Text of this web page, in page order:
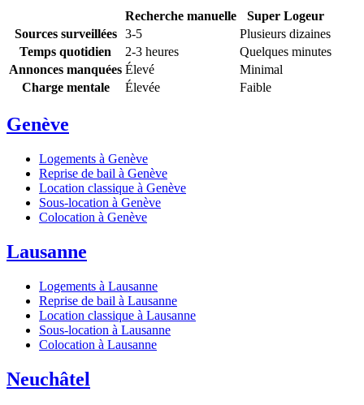
Recherche manuelle
Super Logeur
Sources surveillées
3-5
Plusieurs dizaines
Temps quotidien
2-3 heures
Quelques minutes
Annonces manquées Élevé
Minimal
Charge mentale
Élevée Faible
Genève
Logements à Genève
Reprise de bail à Genève
Location classique à Genève
Sous-location à Genève
Colocation à Genève
Lausanne
Logements à Lausanne
Reprise de bail à Lausanne
Location classique à Lausanne
Sous-location à Lausanne
Colocation à Lausanne
Neuchâtel